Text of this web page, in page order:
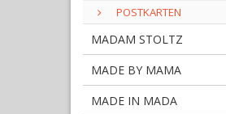
POSTKARTEN
MADAM STOLTZ
MADE BY MAMA
MADE IN MADA